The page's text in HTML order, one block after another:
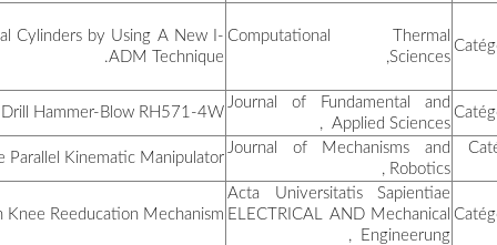
Entrory Generation in
بن عزيزة نوال
صويلح نجاة
On براهمية علاوة